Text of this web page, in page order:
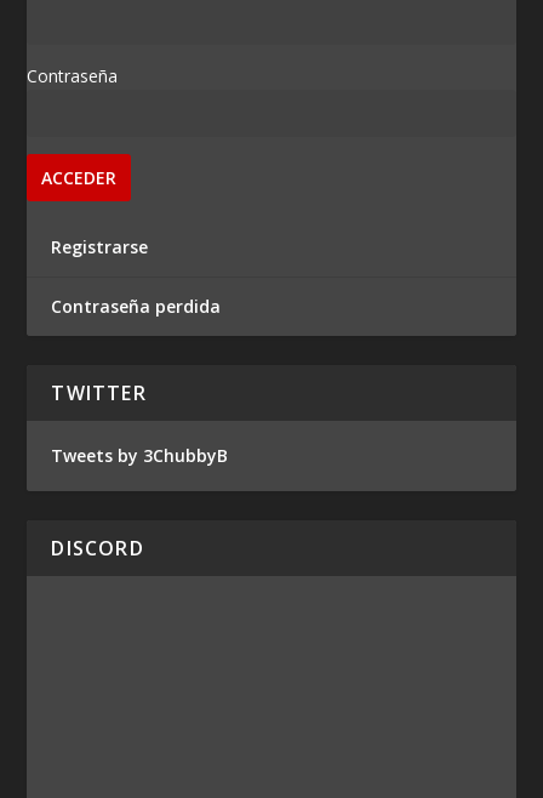
Contraseña
Registrarse
Contraseña perdida
TWITTER
Tweets by 3ChubbyB
DISCORD